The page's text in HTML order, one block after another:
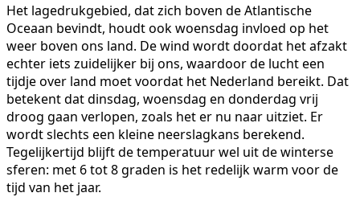
Het lagedrukgebied, dat zich boven de Atlantische
Oceaan bevindt, houdt ook woensdag invloed op het
weer boven ons land. De wind wordt doordat het afzakt
echter iets zuidelijker bij ons, waardoor de lucht een
tijdje over land moet voordat het Nederland bereikt. Dat
betekent dat dinsdag, woensdag en donderdag vrij
droog gaan verlopen, zoals het er nu naar uitziet. Er
wordt slechts een kleine neerslagkans berekend.
Tegelijkertijd blijft de temperatuur wel uit de winterse
sferen: met 6 tot 8 graden is het redelijk warm voor de
tijd van het jaar.